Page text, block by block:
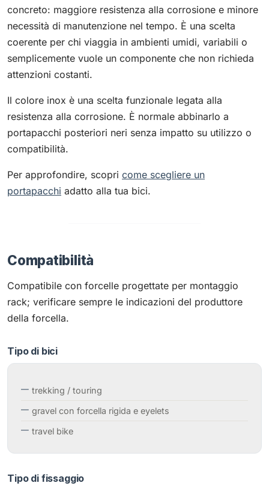
concreto: maggiore resistenza alla corrosione e minore
necessità di manutenzione nel tempo. È una scelta
coerente per chi viaggia in ambienti umidi, variabili o
semplicemente vuole un componente che non richieda
attenzioni costanti.
Il colore inox è una scelta funzionale legata alla
resistenza alla corrosione. È normale abbinarlo a
portapacchi posteriori neri senza impatto su utilizzo o
compatibilità.
Per approfondire, scopri come scegliere un
portapacchi adatto alla tua bici.
Compatibilità
Compatibile con forcelle progettate per montaggio
rack; verificare sempre le indicazioni del produttore
della forcella.
Tipo di bici
trekking / touring
gravel con forcella rigida e eyelets
travel bike
Tipo di fissaggio